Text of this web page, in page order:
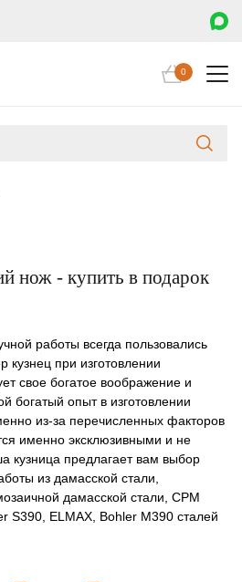
0
нож - купить в подарок
работы всегда пользовались
при изготовлении
свое богатое воображение и
богатый опыт в изготовлении
из-за перечисленных факторов
именно эксклюзивными и не
кузница предлагает вам выбор
из дамасской стали,
дамасской стали, СРМ
S390, ELMAX, Bohler M390 сталей